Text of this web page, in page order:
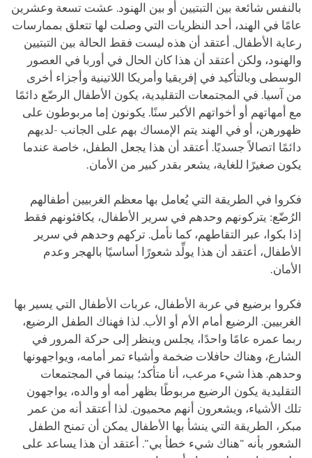
بالنفس شائعة بين التبتيين أو بين الهنود. عشت تسعة وعشرين
عامًا في الهند، أحد النظريات التي وصلت لها تتعلق بممارسات
رعاية الأطفال. أعتقد أن هذه ليست فقط الحالة بين التبتيين
والهنود، ولكن أعتقد أن هذا كان الحال في أوربا في العصور
الوسطى وبالتأكيد في إفريقيا وأمريكا اللاتينية وأجزاء أخرى
من آسيا. في المجتمعات التقليدية، يكون الأطفال الرضّع دائمًا
مع أمهاتهم أو أخواتهم الأكبر سنًا. يكونون إما مربوطون على
ظهورهن، أو في الهند يتم الإمساك بهم على الجانب -لديهم
دائمًا اتصالاً جسديًا. أعتقد أن هذا يجعل الطفل، خاصة عندما
يكون صغيرًا للغاية، يشعر بقدر كبير من الأمان.
فكروا في الطريقة التي يُعامل بها معظم الغربيين أطفالهم
الرُضّع: يتركونهم وحدهم في سرير الأطفال، يكافئونهم فقط
إذا بكوا، عبر التقاطهم، كما نأمل. تركهم وحدهم في سرير
الأطفال، أعتقد أن هذا يولِّد شعورًا أساسيًا بالهجر وعدم
الأمان.
فكروا برضيع في عربة الأطفال، عربات الأطفال التي يسير بها
الغربيين. الرضيع أمام الأم أو الأب. لذا فهناك الطفل الرضيع،
ربما عمره عامًا واحدًا، يجلس وينظر إلى حركة المرور في
الشارع، وهناك حافلات ضخمة وأشياء تمر أمامه، ويواجهونها
وحدهم. هذا شيء مرعب، أنا متأكد؛ بينما في المجتمعات
التقليدية يكون الرضيع مربوطًا بظهر أمه أو والده، يواجهون
تلك الأشياء، ويشعرون أنهم محميون. لذا أعتقد أنه من عمر
مبكر، الطريقة التي ينشأ بها الأطفال يمكن أن تمنح الطفل
الشعور بأنه "هناك شيء خطأ بي". أعتقد أن هذا يساعد على